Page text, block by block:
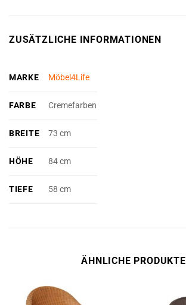
ZUSÄTZLICHE INFORMATIONEN
MARKE Möbel4Life
FARBE Cremefarben
BREITE 73 cm
HÖHE 84 cm
TIEFE 58 cm
ÄHNLICHE PRODUKTE